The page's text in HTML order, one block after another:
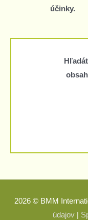
účinky.
2026 © BMM
údajov|